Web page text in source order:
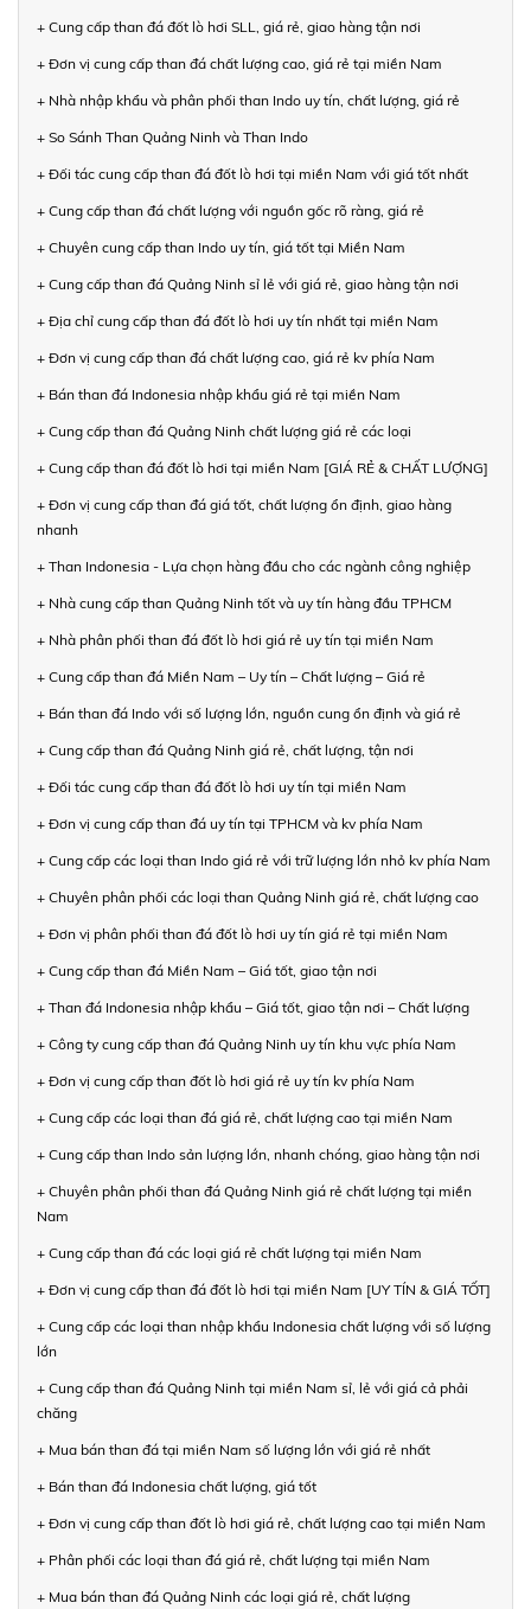
+ Cung cấp than đá đốt lò hơi SLL, giá rẻ, giao hàng tận nơi
+ Đơn vị cung cấp than đá chất lượng cao, giá rẻ tại miền Nam
+ Nhà nhập khẩu và phân phối than Indo uy tín, chất lượng, giá rẻ
+ So Sánh Than Quảng Ninh và Than Indo
+ Đối tác cung cấp than đá đốt lò hơi tại miền Nam với giá tốt nhất
+ Cung cấp than đá chất lượng với nguồn gốc rõ ràng, giá rẻ
+ Chuyên cung cấp than Indo uy tín, giá tốt tại Miền Nam
+ Cung cấp than đá Quảng Ninh sỉ lẻ với giá rẻ, giao hàng tận nơi
+ Địa chỉ cung cấp than đá đốt lò hơi uy tín nhất tại miền Nam
+ Đơn vị cung cấp than đá chất lượng cao, giá rẻ kv phía Nam
+ Bán than đá Indonesia nhập khẩu giá rẻ tại miền Nam
+ Cung cấp than đá Quảng Ninh chất lượng giá rẻ các loại
+ Cung cấp than đá đốt lò hơi tại miền Nam [GIÁ RẺ & CHẤT LƯỢNG]
+ Đơn vị cung cấp than đá giá tốt, chất lượng ổn định, giao hàng
nhanh
+ Than Indonesia - Lựa chọn hàng đầu cho các ngành công nghiệp
+ Nhà cung cấp than Quảng Ninh tốt và uy tín hàng đầu TPHCM
+ Nhà phân phối than đá đốt lò hơi giá rẻ uy tín tại miền Nam
+ Cung cấp than đá Miền Nam – Uy tín – Chất lượng – Giá rẻ
+ Bán than đá Indo với số lượng lớn, nguồn cung ổn định và giá rẻ
+ Cung cấp than đá Quảng Ninh giá rẻ, chất lượng, tận nơi
+ Đối tác cung cấp than đá đốt lò hơi uy tín tại miền Nam
+ Đơn vị cung cấp than đá uy tín tại TPHCM và kv phía Nam
+ Cung cấp các loại than Indo giá rẻ với trữ lượng lớn nhỏ kv phía Nam
+ Chuyên phân phối các loại than Quảng Ninh giá rẻ, chất lượng cao
+ Đơn vị phân phối than đá đốt lò hơi uy tín giá rẻ tại miền Nam
+ Cung cấp than đá Miền Nam – Giá tốt, giao tận nơi
+ Than đá Indonesia nhập khẩu – Giá tốt, giao tận nơi – Chất lượng
+ Công ty cung cấp than đá Quảng Ninh uy tín khu vực phía Nam
+ Đơn vị cung cấp than đốt lò hơi giá rẻ uy tín kv phía Nam
+ Cung cấp các loại than đá giá rẻ, chất lượng cao tại miền Nam
+ Cung cấp than Indo sản lượng lớn, nhanh chóng, giao hàng tận nơi
+ Chuyên phân phối than đá Quảng Ninh giá rẻ chất lượng tại miền
Nam
+ Cung cấp than đá các loại giá rẻ chất lượng tại miền Nam
+ Đơn vị cung cấp than đá đốt lò hơi tại miền Nam [UY TÍN & GIÁ TỐT]
+ Cung cấp các loại than nhập khẩu Indonesia chất lượng với số lượng
lớn
+ Cung cấp than đá Quảng Ninh tại miền Nam sỉ, lẻ với giá cả phải
chăng
+ Mua bán than đá tại miền Nam số lượng lớn với giá rẻ nhất
+ Bán than đá Indonesia chất lượng, giá tốt
+ Đơn vị cung cấp than đốt lò hơi giá rẻ, chất lượng cao tại miền Nam
+ Phân phối các loại than đá giá rẻ, chất lượng tại miền Nam
+ Mua bán than đá Quảng Ninh các loại giá rẻ, chất lượng